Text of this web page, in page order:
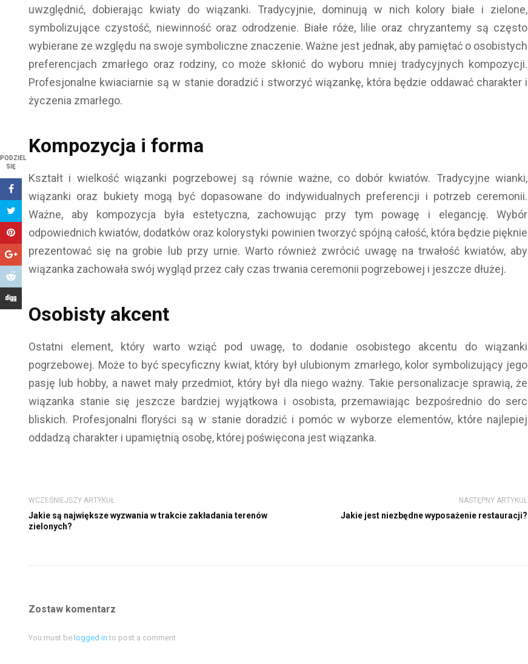
PODZIEL
SIĘ
uwzględnić, dobierając kwiaty do wiązanki. Tradycyjnie, dominują w nich kolory białe i zielone,
symbolizujące czystość, niewinność oraz odrodzenie. Białe róże, lilie oraz chryzantemy są często
wybierane ze względu na swoje symboliczne znaczenie. Ważne jest jednak, aby pamiętać o osobistych
preferencjach zmarłego oraz rodziny, co może skłonić do wyboru mniej tradycyjnych kompozycji.
Profesjonalne kwiaciarnie są w stanie doradzić i stworzyć wiązankę, która będzie oddawać charakter i
życzenia zmarłego.
Kompozycja i forma
Kształt i wielkość wiązanki pogrzebowej są równie ważne, co dobór kwiatów. Tradycyjne wianki,
wiązanki oraz bukiety mogą być dopasowane do indywidualnych preferencji i potrzeb ceremonii.
Ważne, aby kompozycja była estetyczna, zachowując przy tym powagę i elegancję. Wybór
odpowiednich kwiatów, dodatków oraz kolorystyki powinien tworzyć spójną całość, która będzie pięknie
prezentować się na grobie lub przy urnie. Warto również zwrócić uwagę na trwałość kwiatów, aby
wiązanka zachowała swój wygląd przez cały czas trwania ceremonii pogrzebowej i jeszcze dłużej.
Osobisty akcent
Ostatni element, który warto wziąć pod uwagę, to dodanie osobistego akcentu do wiązanki
pogrzebowej. Może to być specyficzny kwiat, który był ulubionym zmarłego, kolor symbolizujący jego
pasję lub hobby, a nawet mały przedmiot, który był dla niego ważny. Takie personalizacje sprawią, że
wiązanka stanie się jeszcze bardziej wyjątkowa i osobista, przemawiając bezpośrednio do serc
bliskich. Profesjonalni floryści są w stanie doradzić i pomóc w wyborze elementów, które najlepiej
oddadzą charakter i upamiętnią osobę, której poświęcona jest wiązanka.
WCZEŚNIEJSZY ARTYKUŁ
Jakie są największe wyzwania w trakcie zakładania terenów
zielonych?
NASTĘPNY ARTYKUŁ
Jakie jest niezbędne wyposażenie restauracji?
Zostaw komentarz
You must be logged in to post a comment.